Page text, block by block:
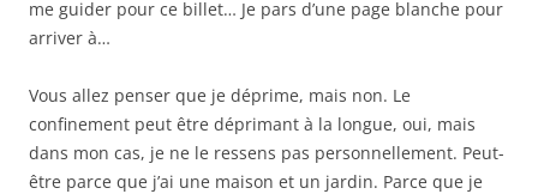
me guider pour ce billet… Je pars d’une page blanche pour
arriver à…
Vous allez penser que je déprime, mais non. Le
confinement peut être déprimant à la longue, oui, mais
dans mon cas, je ne le ressens pas personnellement. Peut-
être parce que j’ai une maison et un jardin. Parce que je